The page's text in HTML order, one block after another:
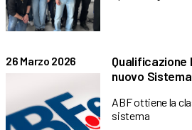
26 Marzo 2026
Qualificazione
nuovo
ABF ottiene la
sistema